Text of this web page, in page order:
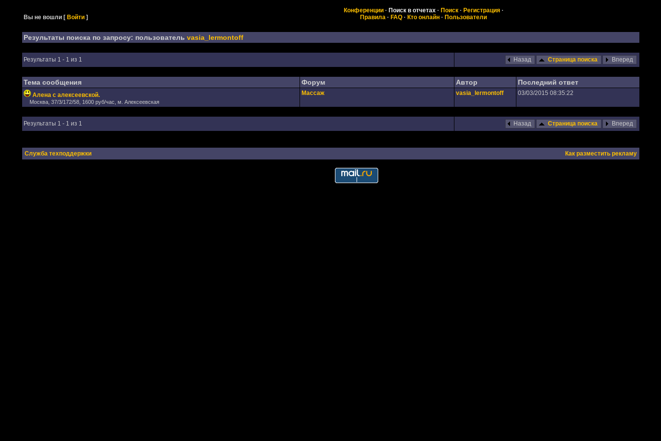
Вы не вошли [Войти ]
Конференции· Поиск в отчетах· Поиск· Регистрация·
Правила · FAQ · Кто онлайн · Пользователи
Результаты поиска по запросу: пользователь vasia_lermontoff
Результаты 1 - 1 из 1 Назад Страница поиска Вперед
Тема сообщения Форум Автор Последний ответ
Алена с алексеевской.
Москва, 37/3/172/58, 1600 руб/час, м. Алексеевская
Массаж vasia_lermontoff 03/03/2015 08:35:22
Результаты 1 - 1 из 1 Назад Страница поиска Вперед
Служба техподдержки Как разместить рекламу